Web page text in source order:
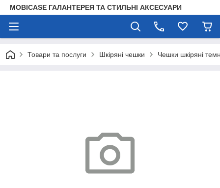
MOBICASE ГАЛАНТЕРЕЯ ТА СТИЛЬНІ АКСЕСУАРИ
Товари та послуги Шкіряні чешки Чешки шкіряні